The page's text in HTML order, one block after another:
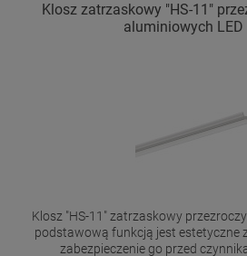
Klosz zatrzaskowy "HS-11"
aluminiowych LED
Klosz "HS-11" zatrzaskowy
podstawową funkcją jest estetyczne
zabezpieczenie go przed